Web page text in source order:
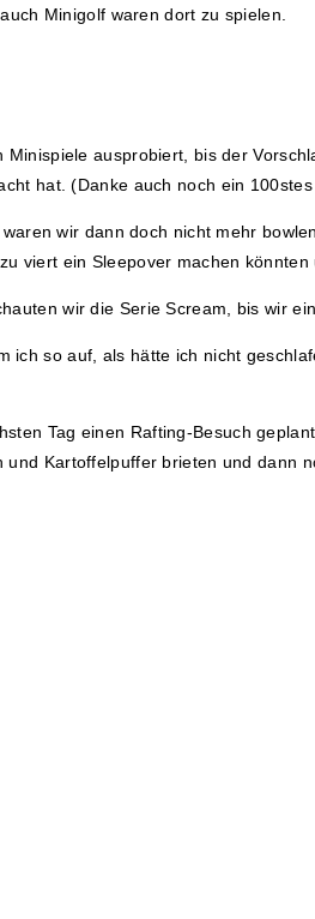
Minigolf waren dort zu spielen.
ausprobiert, bis der
hat. (Danke auch noch ein
wir dann doch nicht mehr
viert ein Sleepover machen
wir die Serie Scream, bis wir
so auf, als hätte ich nicht
Tag einen Rafting-Besuch
Kartoffelpuffer brieten und dann